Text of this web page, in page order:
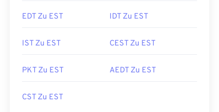
EDT Zu EST IDT Zu EST
IST Zu EST CEST Zu EST
PKT Zu EST AEDT Zu EST
CST Zu EST